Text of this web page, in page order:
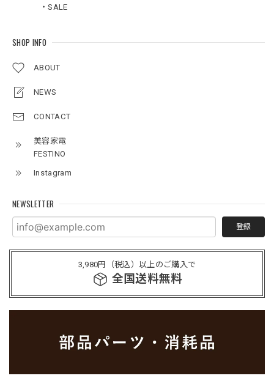
・SALE
SHOP INFO
ABOUT
NEWS
CONTACT
美容家電
FESTINO
Instagram
NEWSLETTER
登録
3,980円（税込）以上のご購入で
全国送料無料